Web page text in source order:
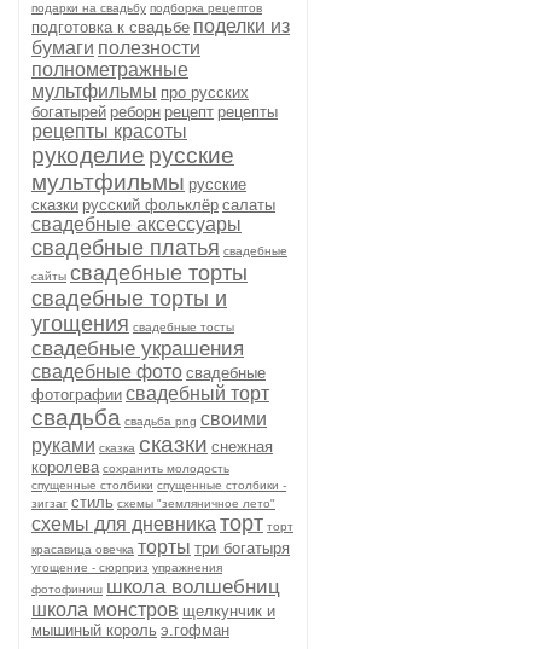
подарки на свадьбу подборка рецептов
подготовка к свадьбе поделки из
бумаги полезности
полнометражные
мультфильмы про русских
богатырей реборн рецепт рецепты
рецепты красоты
рукоделие русские
мультфильмы русские
сказки русский фольклёр салаты
свадебные аксессуары
свадебные платья свадебные
сайты свадебные торты
свадебные торты и
угощения свадебные тосты
свадебные украшения
свадебные фото свадебные
фотографии свадебный торт
свадьба свадьба png своими
руками сказка сказки снежная
королева сохранить молодость
спущенные столбики спущенные столбики -
зигзаг стиль схемы "земляничное лето"
схемы для дневника торт торт
красавица овечка торты три богатыря
угощение - сюрприз упражнения
фотофиниш школа волшебниц
школа монстров щелкунчик и
мышиный король э.гофман